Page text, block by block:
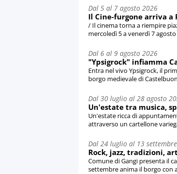
Dal 5 al 7 agosto 2026
Il Cine-furgone arriva
/ Il cinema torna a riempire
mercoledì 5 a venerdì 7
Dal 6 al 9 agosto 2026
"Ypsigrock" infiamma
Entra nel vivo Ypsigrock, il
borgo medievale di
Dal 30 luglio al 28 agosto
Un'estate tra musica,
Un'estate ricca di
attraverso un cartellone
Dal 24 luglio al 13
Rock, jazz, tradizioni,
Comune di Gangi presenta il
settembre anima il borgo con